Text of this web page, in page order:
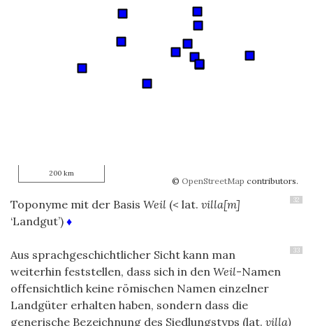
© OpenStreetMap contributors.
200 km
32
Toponyme mit der Basis Weil (< lat. villa[m]
‘Landgut’) ♦
33
Aus sprachgeschichtlicher Sicht kann man
weiterhin feststellen, dass sich in den Weil-Namen
offensichtlich keine römischen Namen einzelner
Landgüter erhalten haben, sondern dass die
generische Bezeichnung des Siedlungstyps (lat. villa)